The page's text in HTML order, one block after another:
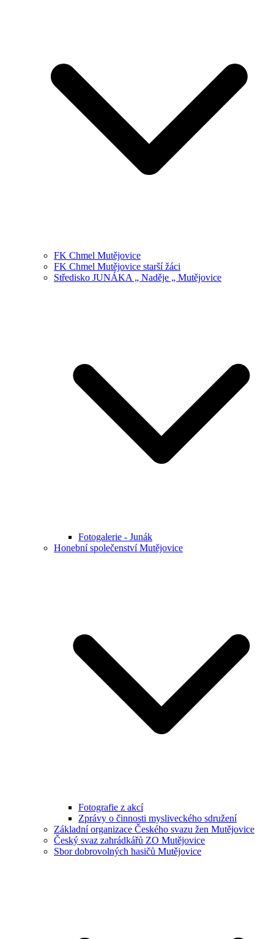
FK Chmel Mutějovice
FK Chmel Mutějovice starší žáci
Středisko JUNÁKA „ Naděje „ Mutějovice
Fotogalerie - Junák
Honební společenství Mutějovice
Fotografie z akcí
Zprávy o činnosti mysliveckého sdružení
Základní organizace Českého svazu žen Mutějovice
Český svaz zahrádkářů ZO Mutějovice
Sbor dobrovolných hasičů Mutějovice